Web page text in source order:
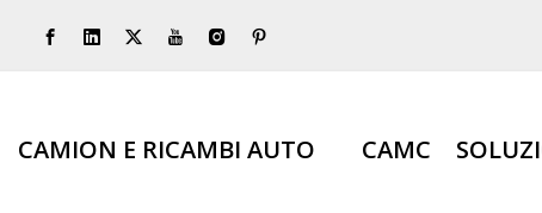
CAMION E RICAMBI AUTO CAMC